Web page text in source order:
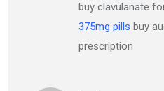
buy clavulanate
375mg pills buy
prescription